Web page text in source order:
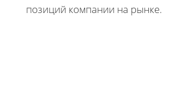
позиций компании на рынке.